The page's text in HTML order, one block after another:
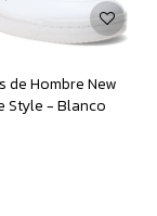
de Hombre New
Style - Blanco